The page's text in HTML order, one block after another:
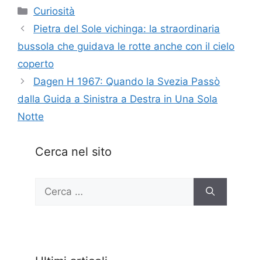
Categorie
Curiosità
Pietra del Sole vichinga: la straordinaria
bussola che guidava le rotte anche con il cielo
coperto
Dagen H 1967: Quando la Svezia Passò
dalla Guida a Sinistra a Destra in Una Sola
Notte
Cerca nel sito
per: